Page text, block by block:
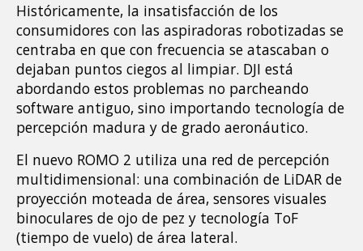
Históricamente, la insatisfacción de los
consumidores con las aspiradoras robotizadas se
centraba en que con frecuencia se atascaban o
dejaban puntos ciegos al limpiar. DJI está
abordando estos problemas no parcheando
software antiguo, sino importando tecnología de
percepción madura y de grado aeronáutico.
El nuevo ROMO 2 utiliza una red de percepción
multidimensional: una combinación de LiDAR de
proyección moteada de área, sensores visuales
binoculares de ojo de pez y tecnología ToF
(tiempo de vuelo) de área lateral.